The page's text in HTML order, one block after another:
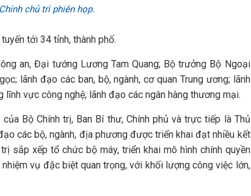
chủ trì phiên họp.
tới 34 tỉnh, thành phố.
an, Đại tướng Lương Tam Quang; Bộ trưởng Bộ Ngoại
lãnh đạo các ban, bộ, ngành, cơ quan Trung ương; lãnh
vực công nghệ; lãnh đạo các ngân hàng thương mại.
Bộ Chính trị, Ban Bí thư, Chính phủ và trực tiếp là Thủ
các bộ, ngành, địa phương được triển khai đạt nhiều kết
sắp xếp tổ chức bộ máy, triển khai mô hình chính quyền
vụ đặc biệt quan trọng, với khối lượng công việc lớn,